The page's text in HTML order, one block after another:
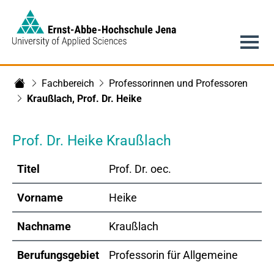
Fachbereich Betriebswirtschaft
Fachbereich
Professorinnen und Professoren
Kraußlach, Prof. Dr. Heike
Prof. Dr. Heike Kraußlach
Titel Prof. Dr. oec.
Vorname Heike
Nachname Kraußlach
Berufungsgebiet
Professorin für Allgemeine